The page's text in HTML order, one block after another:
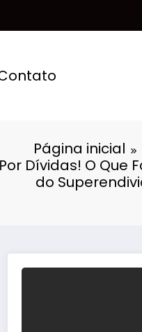
Página inicial
Dívidas! O Que
do